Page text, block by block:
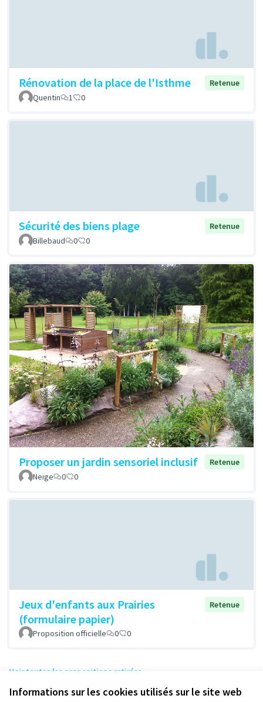
Informations sur les cookies utilisés sur le site web
Rénovation de la place de l'Isthme
Retenue
Quentin
1 0
Sécurité des biens plage
Retenue
Billebaud
0 0
Proposer un jardin sensoriel inclusif
Retenue
Neige
0 0
Jeux d'enfants aux Prairies
(formulaire papier)
Retenue
Proposition officielle 0 0
Voir toutes les propositions retirées